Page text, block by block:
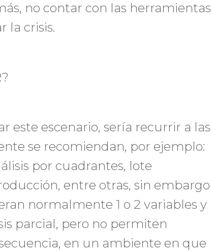
no contar con las herramientas
la crisis.
este escenario, sería recurrir a las
se recomiendan, por ejemplo:
por cuadrantes, lote
entre otras, sin embargo
normalmente 1 o 2 variables y
parcial, pero no permiten
en un ambiente en que